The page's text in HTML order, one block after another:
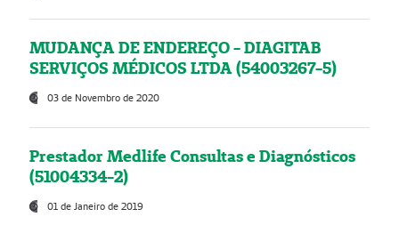
MUDANÇA DE ENDEREÇO - DIAGITAB
SERVIÇOS MÉDICOS LTDA (54003267-5)
03 de Novembro de 2020
Prestador Medlife Consultas e Diagnósticos
(51004334-2)
01 de Janeiro de 2019